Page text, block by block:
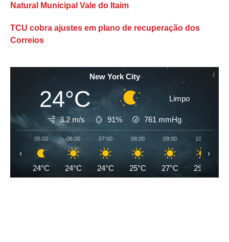
Natural Municipal Vale do Itaim
TCU cobra ajustes em plano de recuperação dos
Correios
New York City
24°C Limpo
3.2 m/s 91% 761 mmHg
05:00
24°C
06:00
24°C
07:00
24°C
08:00
25°C
09:00
27°C
10:00
29°C
‹ ›